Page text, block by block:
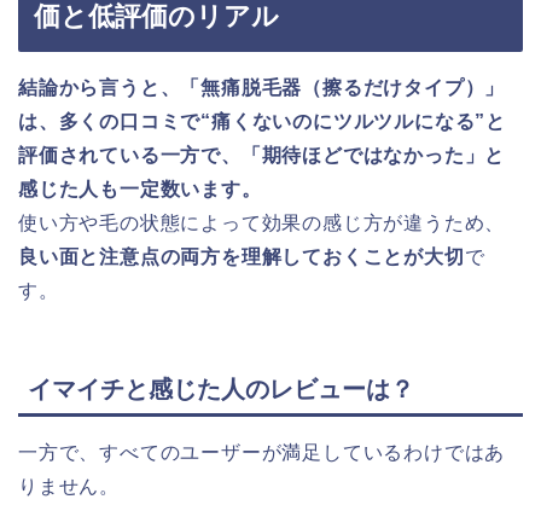
価と低評価のリアル
結論から言うと、「無痛脱毛器（擦るだけタイプ）」
は、多くの口コミで“痛くないのにツルツルになる”と
評価されている一方で、「期待ほどではなかった」と
感じた人も一定数います。
使い方や毛の状態によって効果の感じ方が違うため、
良い面と注意点の両方を理解しておくことが大切 で
す。
イマイチと感じた人のレビューは？
一方で、すべてのユーザーが満足しているわけではあ
りません。